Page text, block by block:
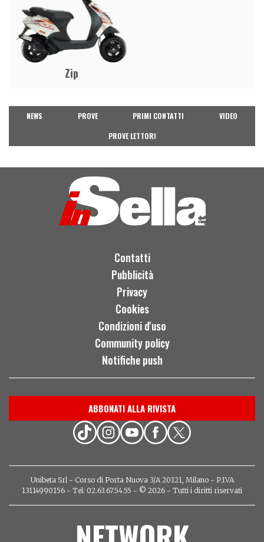
Zip
NEWS PROVE PRIMI CONTATTI
VIDEO
PROVE LETTORI
Contatti
Pubblicità
Privacy
Cookies
Condizioni d'uso
Community policy
Notifiche push
ABBONATI ALLA RIVISTA
Unibeta Srl - Corso di Porta Nuova 3/A 20121, Milano - P.IVA
13114990156 - Tel: 02.63.67.54.55 - © 2026 - Tutti i diritti riservati